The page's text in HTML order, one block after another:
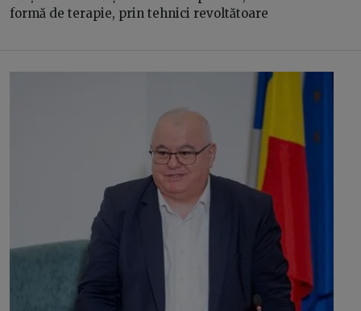
formă de terapie, prin tehnici revoltătoare